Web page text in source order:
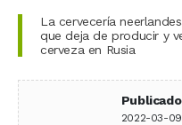
La cervecería
que deja de producir y
cerveza en Rusia
2022-03-09